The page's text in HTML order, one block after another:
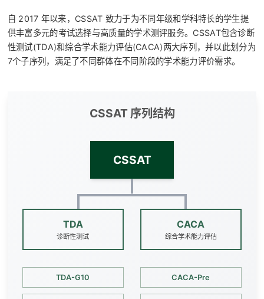
自 2017 年以来，CSSAT 致力于为不同年级和学科特长的学生提
供丰富多元的考试选择与高质量的学术测评服务。CSSAT包含诊断
性测试(TDA)和综合学术能力评估(CACA)两大序列，并以此划分为
7个子序列，满足了不同群体在不同阶段的学术能力评价需求。
CSSAT 序列结构
CSSAT
TDA
诊断性测试
CACA
综合学术能力评估
TDA-G10 CACA-Pre